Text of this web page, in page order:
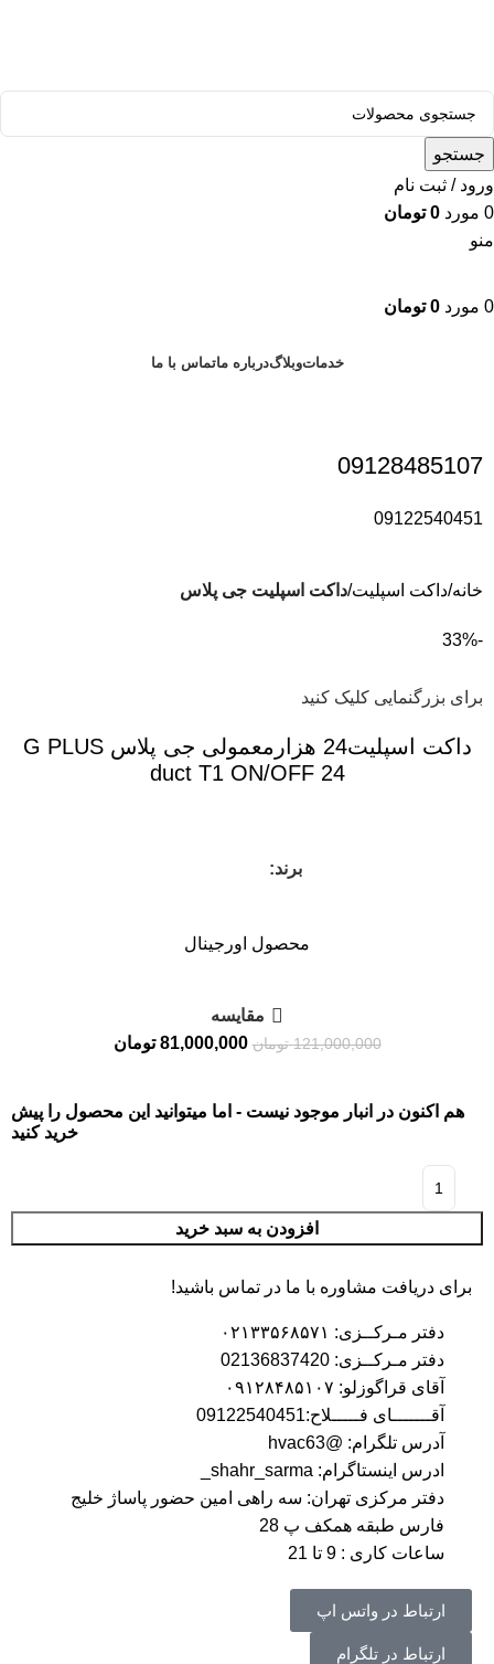
جستجو
ورود / ثبت نام
0 مورد 0 تومان
منو
0 مورد 0 تومان
خدماتوبلاگدرباره ماتماس با ما
09128485107
09122540451
خانه داکت اسپلیت داکت اسپلیت جی پلاس
-33%
برای بزرگنمایی کلیک کنید
داکت اسپلیت24 هزارمعمولی جی پلاس G PLUS
duct T1 ON/OFF 24
برند:
محصول اورجینال
مقايسه
121,000,000 تومان 81,000,000 تومان
هم اکنون در انبار موجود نیست - اما میتوانید این محصول را پیش
خرید کنید
افزودن به سبد خرید
برای دریافت مشاوره با ما در تماس باشید!
دفتر مـرکــزی: ۰۲۱۳۳۵۶۸۵۷۱
دفتر مـرکــزی: 02136837420
آقای قراگوزلو: ۰۹۱۲۸۴۸۵۱۰۷
آقـــــــای فـــــلاح:09122540451
آدرس تلگرام: @hvac63
ادرس اینستاگرام: shahr_sarma_
دفتر مرکزی تهران: سه راهی امین حضور پاساژ خلیج
فارس طبقه همکف پ 28
ساعات کاری : 9 تا 21
ارتباط در واتس اپ
ارتباط در تلگرام